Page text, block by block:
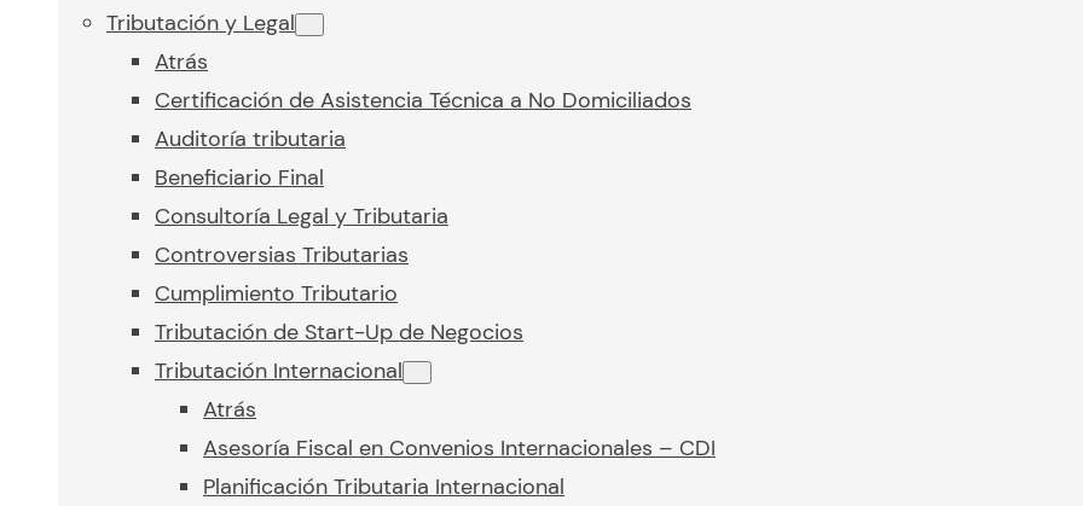
Tributación y Legal
Atrás
Certificación de Asistencia Técnica a No Domiciliados
Auditoría tributaria
Beneficiario Final
Consultoría Legal y Tributaria
Controversias Tributarias
Cumplimiento Tributario
Tributación de Start-Up de Negocios
Tributación Internacional
Atrás
Asesoría Fiscal en Convenios Internacionales – CDI
Planificación Tributaria Internacional